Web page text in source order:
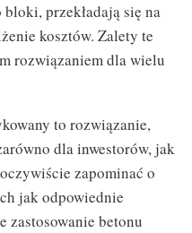
przekładają się na
kosztów. Zalety te
rozwiązaniem dla wielu
to rozwiązanie,
dla inwestorów, jak
zapominać o
jak odpowiednie
zastosowanie betonu